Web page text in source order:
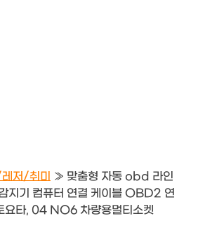
저/취미 » 맞춤형 자동 obd 라인
지기 컴퓨터 연결 케이블 OBD2 연
요타, 04 NO6 차량용멀티소켓